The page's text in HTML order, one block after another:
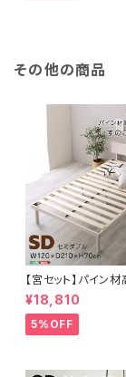
その他の商品
【宮セット】パイン
整脚付きすのこベッ
ル) ASP-HP-02SD
¥18,810
5%OFF